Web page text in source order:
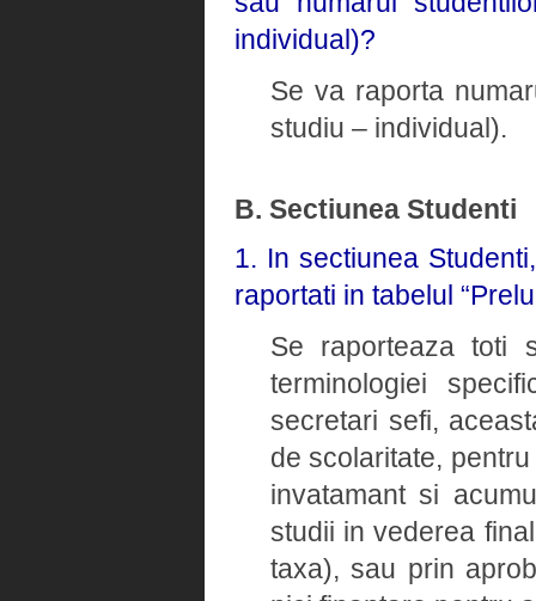
individual)?
Se va raporta
studiu – individual).
B. Sectiunea Studenti
1. In sectiunea
raportati in tabelul
Se raporteaza toti
terminologiei
secretari sefi,
de scolaritate,
invatamant si
studii in vederea
taxa), sau prin